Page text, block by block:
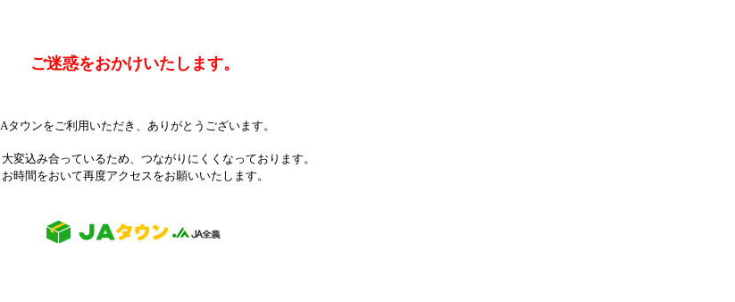
ご迷惑をおかけいたします。
タウンをご利用いただき、ありがとうございます。
変込み合っているため、つながりにくくなっております。
お時間をおいて再度アクセスをお願いいたします。